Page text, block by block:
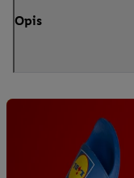
Opis